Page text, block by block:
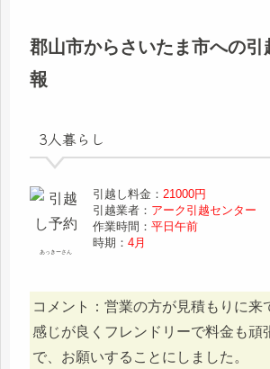
郡山市からさいたま市への引
報
3人暮らし
あっきーさん
引越し料金： 21000円
引越業者： アーク引越センター
作業時間：平日午前
時期：4月
コメント：営業の方が見積もりに来
感じが良くフレンドリーで料金も頑
で、お願いすることにしました。